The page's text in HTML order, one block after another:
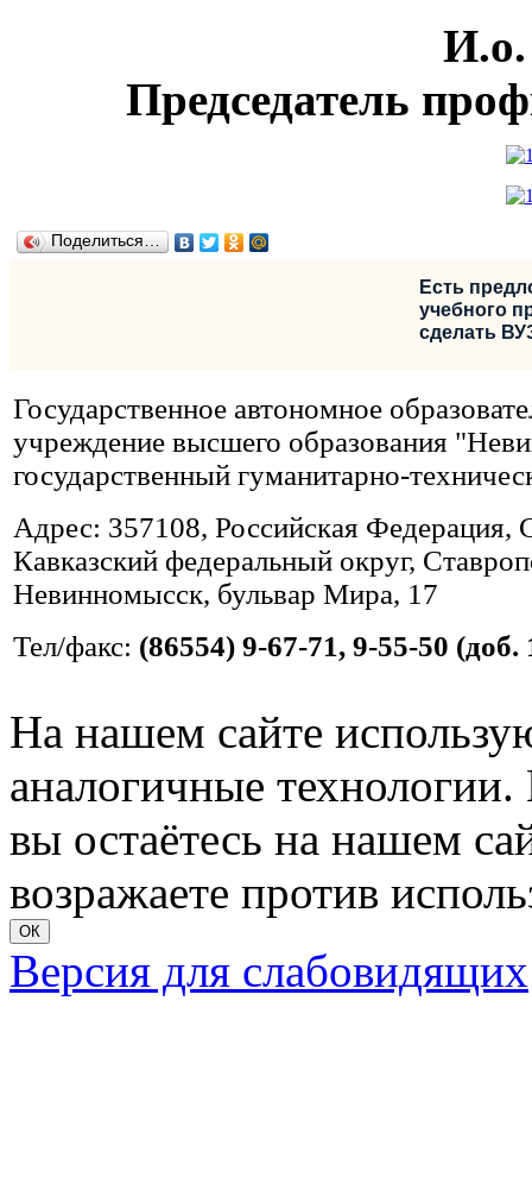
Председатель
Поделиться…
Есть
учебного
сделать
Государственное автономное
учреждение высшего образования
государственный гуманитарно-
Адрес: 357108, Российская Федерация,
Кавказский федеральный округ,
Невинномысск, бульвар Мира, 17
Тел/факс: (86554) 9-67-71, 9-55-50 (доб.
На нашем сайте
аналогичные
вы остаётесь на нашем
возражаете против
ОК
Версия для слабовидящих